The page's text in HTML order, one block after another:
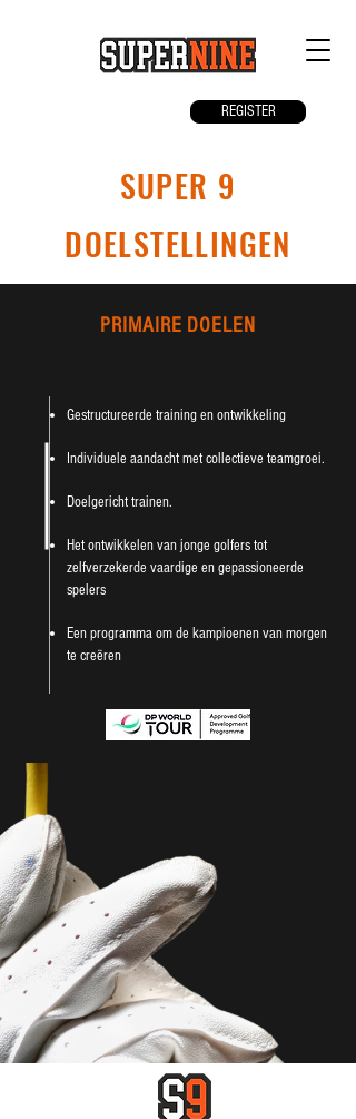
REGISTER
SUPER 9
DOELSTELLINGEN
PRIMAIRE DOELEN
Gestructureerde training en ontwikkeling
Individuele aandacht met collectieve teamgroei.
Doelgericht trainen.
Het ontwikkelen van jonge golfers tot
zelfverzekerde vaardige en gepassioneerde
spelers
Een programma om de kampioenen van morgen
te creëren